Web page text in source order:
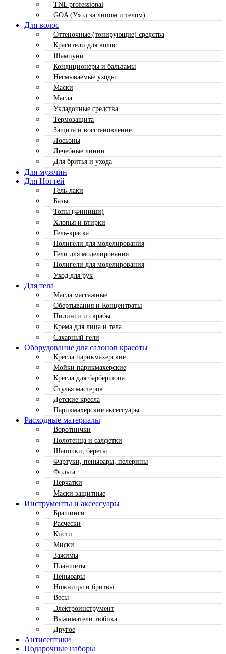
TNL professional
GOA (Уход за лицом и телом)
Для волос
Оттеночные (тонирующие) средства
Красители для волос
Шампуни
Кондиционеры и бальзамы
Несмываемые уходы
Маски
Масла
Укладочные средства
Термозащита
Защита и восстановление
Лосьоны
Лечебные линии
Для бритья и ухода
Для мужчин
Для Ногтей
Гель-лаки
Базы
Топы (Финиши)
Хлопья и втирки
Гель-краска
Полигели для моделирования
Гели для моделирования
Полигели для моделирования
Уход для рук
Для тела
Масла массажные
Обертывания и Концентраты
Пилинги и скрабы
Крема для лица и тела
Сахарный гели
Оборудование для салонов красоты
Кресла парикмахерские
Мойки парикмахерские
Кресла для барбершопа
Стулья мастеров
Детские кресла
Парикмахерские аксессуары
Расходные материалы
Воротнички
Полотенца и салфетки
Шапочки, береты
Фартуки, пеньюары, пелерины
Фольга
Перчатки
Маски защитные
Инструменты и аксессуары
Брашинги
Расчески
Кисти
Миски
Зажимы
Планшеты
Пеньюары
Ножницы и бритвы
Весы
Электроинструмент
Выжиматели тюбика
Другое
Антисептики
Подарочные наборы